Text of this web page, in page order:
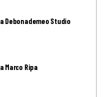
Debonademeo Studio
Marco Ripa